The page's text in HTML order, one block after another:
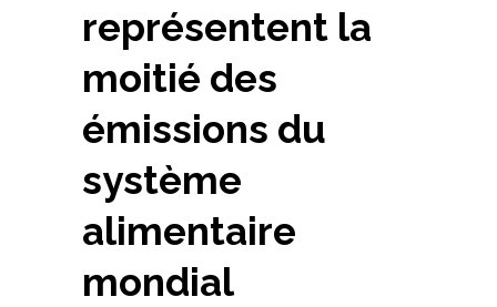
représentent la
moitié des
émissions du
système
alimentaire
mondial